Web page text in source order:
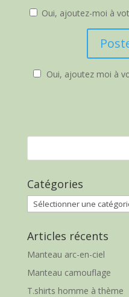
Oui, ajoutez-moi à
Oui, ajoutez moi à
Catégories
Catégories
Articles récents
Manteau arc-en-ciel
Manteau camouflage
T.shirts homme à thème